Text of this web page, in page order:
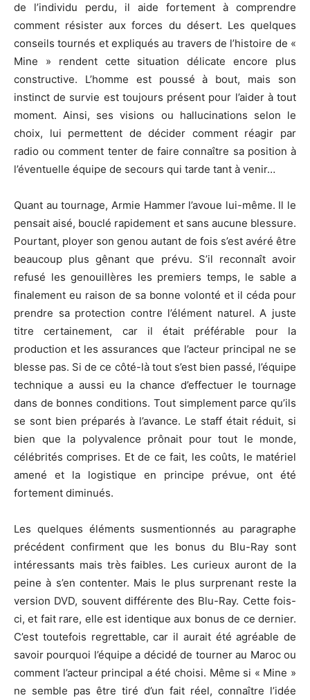
de l’individu perdu, il aide fortement à comprendre
comment résister aux forces du désert. Les quelques
conseils tournés et expliqués au travers de l’histoire de «
Mine » rendent cette situation délicate encore plus
constructive. L’homme est poussé à bout, mais son
instinct de survie est toujours présent pour l’aider à tout
moment. Ainsi, ses visions ou hallucinations selon le
choix, lui permettent de décider comment réagir par
radio ou comment tenter de faire connaître sa position à
l’éventuelle équipe de secours qui tarde tant à venir…
Quant au tournage, Armie Hammer l’avoue lui-même. Il le
pensait aisé, bouclé rapidement et sans aucune blessure.
Pourtant, ployer son genou autant de fois s’est avéré être
beaucoup plus gênant que prévu. S’il reconnaît avoir
refusé les genouillères les premiers temps, le sable a
finalement eu raison de sa bonne volonté et il céda pour
prendre sa protection contre l’élément naturel. A juste
titre certainement, car il était préférable pour la
production et les assurances que l’acteur principal ne se
blesse pas. Si de ce côté-là tout s’est bien passé, l’équipe
technique a aussi eu la chance d’effectuer le tournage
dans de bonnes conditions. Tout simplement parce qu’ils
se sont bien préparés à l’avance. Le staff était réduit, si
bien que la polyvalence prônait pour tout le monde,
célébrités comprises. Et de ce fait, les coûts, le matériel
amené et la logistique en principe prévue, ont été
fortement diminués.
Les quelques éléments susmentionnés au paragraphe
précédent confirment que les bonus du Blu-Ray sont
intéressants mais très faibles. Les curieux auront de la
peine à s’en contenter. Mais le plus surprenant reste la
version DVD, souvent différente des Blu-Ray. Cette fois-
ci, et fait rare, elle est identique aux bonus de ce dernier.
C’est toutefois regrettable, car il aurait été agréable de
savoir pourquoi l’équipe a décidé de tourner au Maroc ou
comment l’acteur principal a été choisi. Même si « Mine »
ne semble pas être tiré d’un fait réel, connaître l’idée